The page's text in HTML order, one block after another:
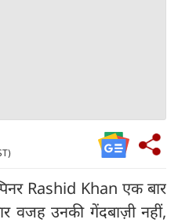
Rashid Khan एक बार
वजह उनकी गेंदबाज़ी नहीं,